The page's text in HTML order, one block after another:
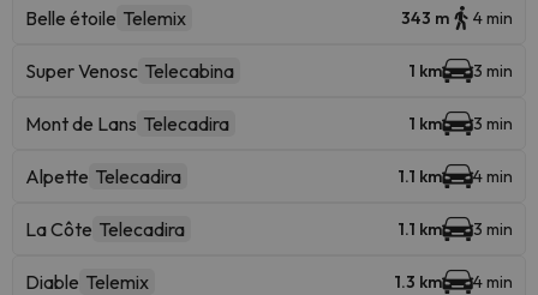
Belle étoile Telemix 343 m 4 min
Super Venosc Telecabina 1 km 3 min
Mont de Lans Telecadira 1 km 3 min
Alpette Telecadira 1.1 km 4 min
La Côte Telecadira 1.1 km 3 min
Diable Telemix 1.3 km 4 min